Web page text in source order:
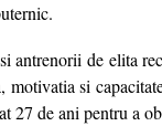
antrenorii de elita
motivatia si
27 de ani pentru a